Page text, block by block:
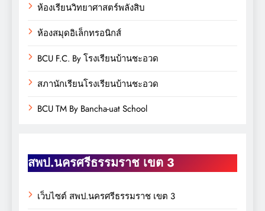
ห้องเรียนวิทยาศาสตร์พลังสิบ
ห้องสมุดอิเล็กทรอนิกส์
BCU F.C. By โรงเรียนบ้านชะอวด
สภานักเรียนโรงเรียนบ้านชะอวด
BCU TM By Bancha-uat School
สพป.นครศรีธรรมราช เขต 3
เว็บไซต์ สพป.นครศรีธรรมราช เขต 3